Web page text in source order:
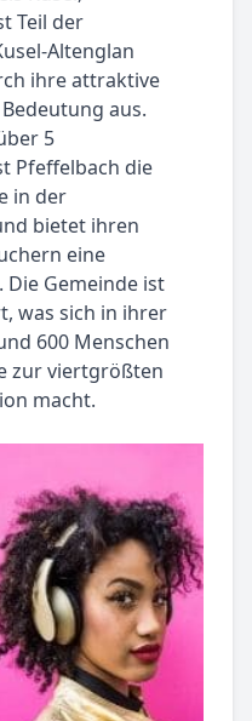
Teil der
Altenglan
ihre attraktive
aus.
5
Pfeffelbach die
in der
bietet ihren
eine
Gemeinde ist
was sich in ihrer
600 Menschen
zur viertgrößten
macht.